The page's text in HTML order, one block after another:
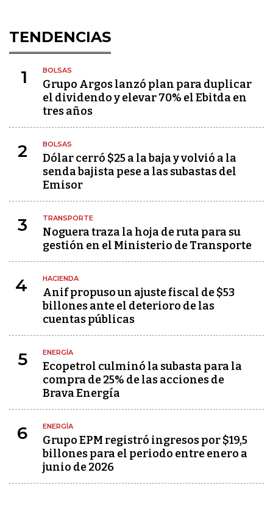
TENDENCIAS
1 BOLSAS
Grupo Argos lanzó plan para duplicar
el dividendo y elevar 70% el Ebitda en
tres años
2 BOLSAS
Dólar cerró $25 a la baja y volvió a la
senda bajista pese a las subastas del
Emisor
3 TRANSPORTE
Noguera traza la hoja de ruta para su
gestión en el Ministerio de Transporte
4 HACIENDA
Anif propuso un ajuste fiscal de $53
billones ante el deterioro de las
cuentas públicas
5 ENERGÍA
Ecopetrol culminó la subasta para la
compra de 25% de las acciones de
Brava Energía
6 ENERGÍA
Grupo EPM registró ingresos por $19,5
billones para el periodo entre enero a
junio de 2026